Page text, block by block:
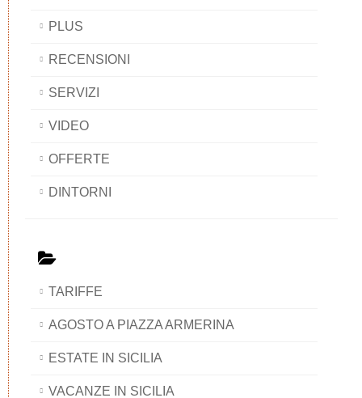
PLUS
RECENSIONI
SERVIZI
VIDEO
OFFERTE
DINTORNI
TARIFFE
AGOSTO A PIAZZA ARMERINA
ESTATE IN SICILIA
VACANZE IN SICILIA